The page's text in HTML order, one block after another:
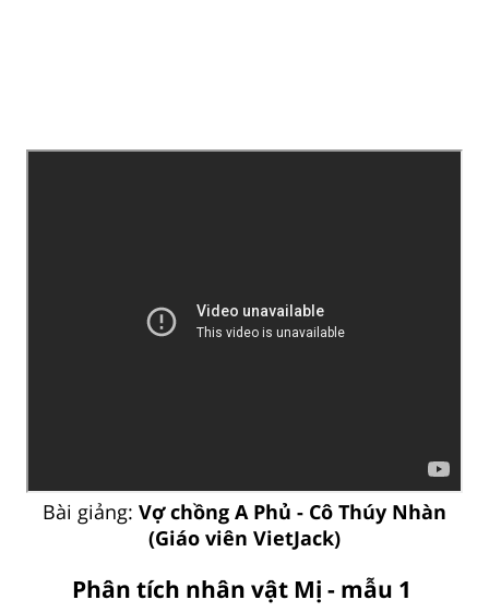
Bài giảng: Vợ chồng A Phủ - Cô Thúy Nhàn
(Giáo viên VietJack)
Phân tích nhân vật Mị - mẫu 1